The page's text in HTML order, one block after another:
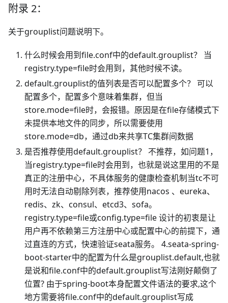
附录 2：
关于grouplist问题说明下。
什么时候会用到file.conf中的default.grouplist？ 当
registry.type=file时会用到，其他时候不读。
default.grouplist的值列表是否可以配置多个？ 可以
配置多个，配置多个意味着集群，但当
store.mode=file时，会报错。原因是在file存储模式下
未提供本地文件的同步，所以需要使用
store.mode=db，通过db来共享TC集群间数据
是否推荐使用default.grouplist？ 不推荐，如问题1，
当registry.type=file时会用到，也就是说这里用的不是
真正的注册中心，不具体服务的健康检查机制当tc不可
用时无法自动剔除列表，推荐使用nacos 、eureka、
redis、zk、consul、etcd3、sofa。
registry.type=file或config.type=file 设计的初衷是让
用户再不依赖第三方注册中心或配置中心的前提下，通
过直连的方式，快速验证seata服务。 4.seata-spring-
boot-starter中的配置为什么是grouplist.default,也就
是说和file.conf中的default.grouplist写法刚好颠倒了
位置? 由于spring-boot本身配置文件语法的要求,这个
地方需要将file.conf中的default.grouplist写成